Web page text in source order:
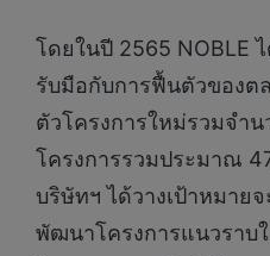
โดยในปี 2565 NOBLE
รับมือกับการฟื้นตัวของต
ตัวโครงการใหม่รวมจำ
โครงการรวมประมาณ
บริษัทฯ ได้วางเป้าหมาย
พัฒนาโครงการแนวราบ